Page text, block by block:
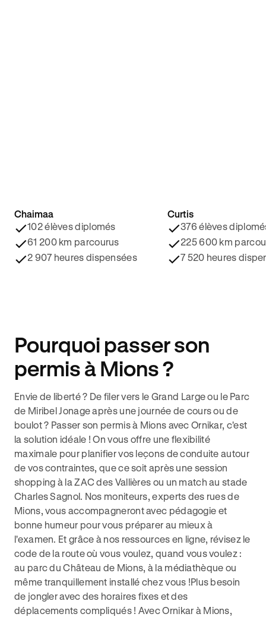
4.8/5 ⭐️
Chaimaa
102 élèves diplomés
61 200 km parcourus
2 907 heures dispensées
4.9/5 ⭐️
Curtis
376 élèves
225 600 km
7 520 heures
Pourquoi passer son
permis à Mions ?
Envie de liberté ? De filer vers le Grand Large ou le Parc
de Miribel Jonage après une journée de cours ou de
boulot ? Passer son permis à Mions avec Ornikar, c'est
la solution idéale ! On vous offre une flexibilité
maximale pour planifier vos leçons de conduite autour
de vos contraintes, que ce soit après une session
shopping à la ZAC des Vallières ou un match au stade
Charles Sagnol. Nos moniteurs, experts des rues de
Mions, vous accompagneront avec pédagogie et
bonne humeur pour vous préparer au mieux à
l'examen. Et grâce à nos ressources en ligne, révisez le
code de la route où vous voulez, quand vous voulez :
au parc du Château de Mions, à la médiathèque ou
même tranquillement installé chez vous !Plus besoin
de jongler avec des horaires fixes et des
déplacements compliqués ! Avec Ornikar à Mions,